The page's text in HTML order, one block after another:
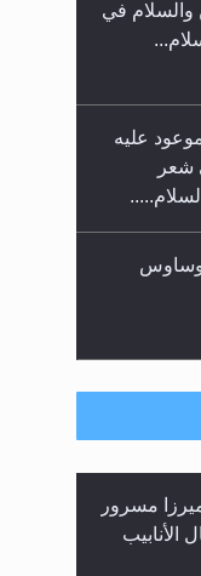
الجامعة
والسلام في
عليه
في شعر
وساوس
عليه
مسرور
الأنابيب